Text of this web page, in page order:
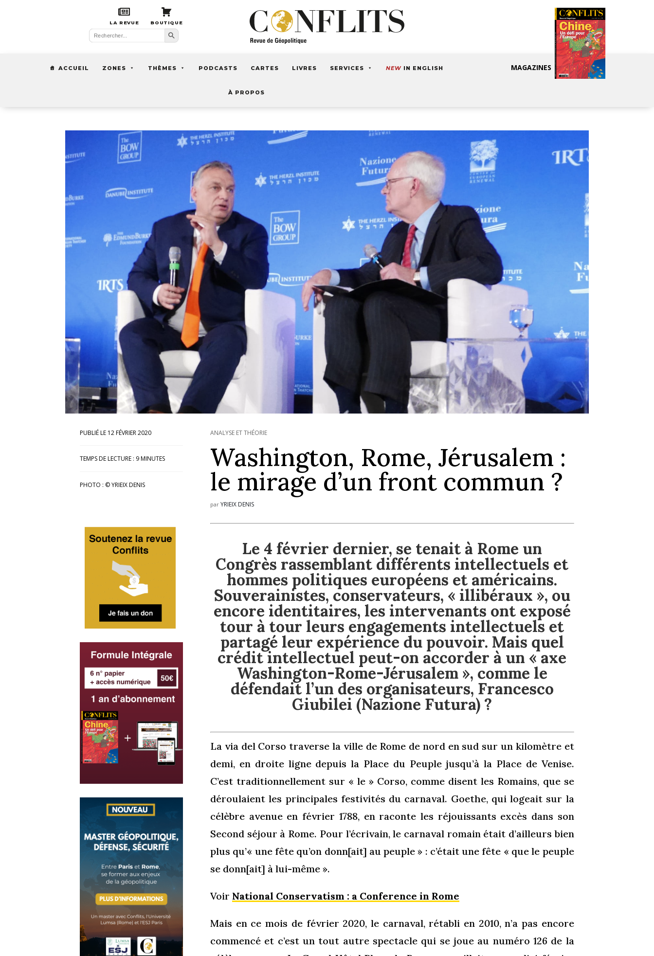
LA REVUE BOUTIQUE
Search
for:
Search Button
ACCUEIL ZONES THÈMES PODCASTS CARTES LIVRES SERVICES NEW IN ENGLISH
À PROPOS
MAGAZINES
12 FÉVRIER 2020
TEMPS DE LECTURE : 9 MINUTES
PHOTO : © YRIEIX DENIS
ANALYSE ET THÉORIE
Washington, Rome, Jérusalem :
le mirage d’un front commun ?
parYRIEIX DENIS
Le 4 février dernier, se tenait à Rome un
Congrès rassemblant différents intellectuels et
hommes politiques européens et américains.
Souverainistes, conservateurs, « illibéraux », ou
encore identitaires, les intervenants ont exposé
tour à tour leurs engagements intellectuels et
partagé leur expérience du pouvoir. Mais quel
crédit intellectuel peut-on accorder à un « axe
Washington-Rome-Jérusalem », comme le
défendait l’un des organisateurs, Francesco
Giubilei (Nazione Futura) ?
La via del Corso traverse la ville de Rome de nord en sud sur un kilomètre et
demi, en droite ligne depuis la Place du Peuple jusqu’à la Place de Venise.
C’est traditionnellement sur « le » Corso, comme disent les Romains, que se
déroulaient les principales festivités du carnaval. Goethe, qui logeait sur la
célèbre avenue en février 1788, en raconte les réjouissants excès dans son
Second séjour à Rome. Pour l’écrivain, le carnaval romain était d’ailleurs bien
plus qu’« une fête qu’on donn[ait] au peuple » : c’était une fête « que le peuple
se donn[ait] à lui-même ».
Voir National Conservatism : a Conference in Rome
Mais en ce mois de février 2020, le carnaval, rétabli en 2010, n’a pas encore
commencé et c’est un tout autre spectacle qui se joue au numéro 126 de la